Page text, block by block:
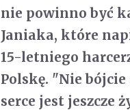
nie powinno być
Janiaka, które
15-letniego
Polskę. "Nie bójcie
serce jest jeszcze